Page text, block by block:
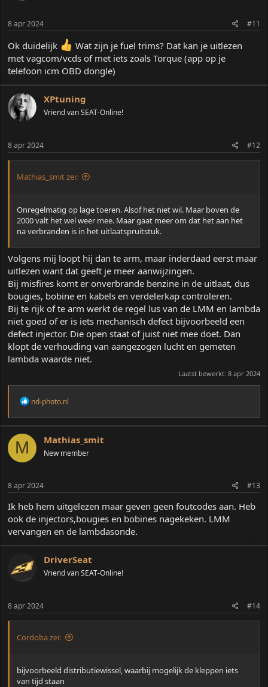
8 apr 2024 #11
Ok duidelijk
Wat zijn je fuel trims? Dat kan je uitlezen
met vagcom/vcds of met iets zoals Torque (app op je
telefoon icm OBD dongle)
XPtuning
Vriend van SEAT-Online!
8 apr 2024 #12
Mathias_smit zei:
Onregelmatig op lage toeren. Alsof het niet wil. Maar boven de
2000 valt het wel weer mee. Maar gaat meer om dat het aan het
na verbranden is in het uitlaatspruitstuk.
Volgens mij loopt hij dan te arm, maar inderdaad eerst maar
uitlezen want dat geeft je meer aanwijzingen.
Bij misfires komt er onverbrande benzine in de uitlaat, dus
bougies, bobine en kabels en verdelerkap controleren.
Bij te rijk of te arm werkt de regel lus van de LMM en lambda
niet goed of er is iets mechanisch defect bijvoorbeeld een
defect injector. Die open staat of juist niet mee doet. Dan
klopt de verhouding van aangezogen lucht en gemeten
lambda waarde niet.
Laatst bewerkt: 8 apr 2024
W
a
r
d
r
g
e
n
nd-photo.nl
M Mathias_smit
New member
8 apr 2024 #13
Ik heb hem uitgelezen maar geven geen foutcodes aan. Heb
ook de injectors,bougies en bobines nagekeken. LMM
vervangen en de lambdasonde.
DriverSeat
Vriend van SEAT-Online!
8 apr 2024 #14
Cordoba zei:
bijvoorbeeld distributiewissel, waarbij mogelijk de kleppen iets
van tijd staan